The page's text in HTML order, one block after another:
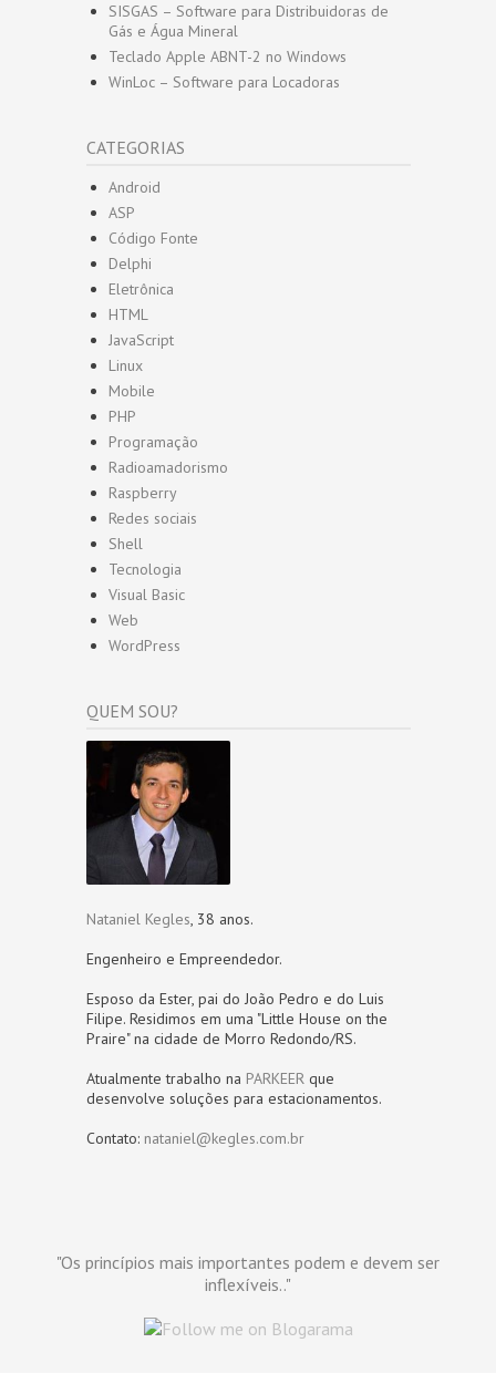
SISGAS – Software para Distribuidoras de
Gás e Água Mineral
Teclado Apple ABNT-2 no Windows
WinLoc – Software para Locadoras
CATEGORIAS
Android
ASP
Código Fonte
Delphi
Eletrônica
HTML
JavaScript
Linux
Mobile
PHP
Programação
Radioamadorismo
Raspberry
Redes sociais
Shell
Tecnologia
Visual Basic
Web
WordPress
QUEM SOU?
Nataniel Kegles, 38 anos.
Engenheiro e Empreendedor.
Esposo da Ester, pai do João Pedro e do Luis
Filipe. Residimos em uma "Little House on the
Praire" na cidade de Morro Redondo/RS.
Atualmente trabalho na PARKEER que
desenvolve soluções para estacionamentos.
Contato: nataniel@kegles.com.br
"Os princípios mais importantes podem e devem ser
inflexíveis.."